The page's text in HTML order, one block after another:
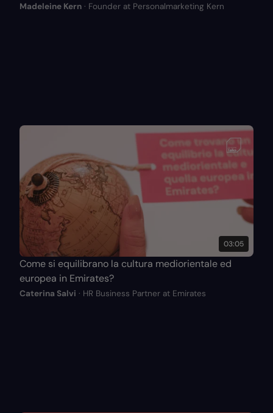
Madeleine Kern · Founder at Personalmarketing Kern
03:05
Come si equilibrano la cultura mediorientale ed
europea in Emirates?
Caterina Salvi · HR Business Partner at Emirates